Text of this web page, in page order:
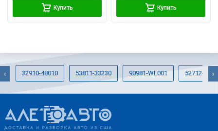
Купить Купить
32910-48010 53811-33230 90981-WL001 52712-
‹ ›